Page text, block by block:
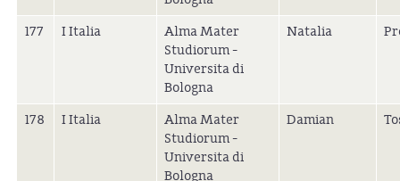
177 I Italia
Alma Mater
Studiorum -
Universita di
Bologna
Natalia
178 I Italia
Alma Mater
Studiorum -
Universita di
Bologna
Damian